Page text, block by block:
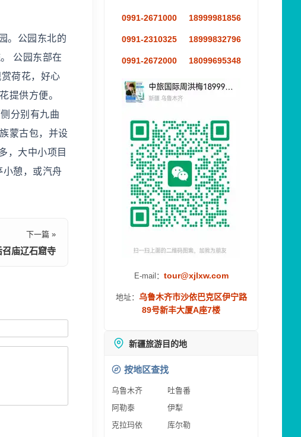
。公园东北的
公园东部在
荷花，好心
提供方便。
分别有九曲
蒙古包，并设
，大中小项目
小憩，或汽舟
下一篇 »
召庙辽石窟寺
0991-2671000 18999981856
0991-2310325 18999832796
0991-2672000 18099695348
E-mail： tour@xjlxw.com
地址： 乌鲁木齐市沙依巴克区伊宁路
89号新丰大厦A座7楼
新疆旅游目的地
按地区查找
乌鲁木齐
吐鲁番
阿勒泰
伊犁
克拉玛依
库尔勒